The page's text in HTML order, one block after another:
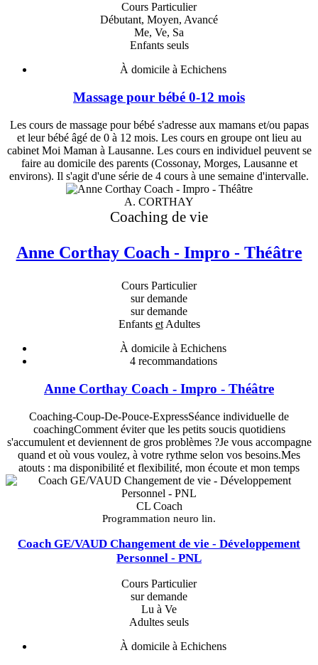
Cours Particulier
Débutant, Moyen, Avancé
Me, Ve, Sa
Enfants seuls
À domicile à Echichens
Massage pour bébé 0-12 mois
Les cours de massage pour bébé s'adresse aux mamans et/ou papas
et leur bébé âgé de 0 à 12 mois. Les cours en groupe ont lieu au
cabinet Moi Maman à Lausanne. Les cours en individuel peuvent se
faire au domicile des parents (Cossonay, Morges, Lausanne et
environs). Il s'agit d'une série de 4 cours à une semaine d'intervalle.
A. CORTHAY
Coaching de vie
Anne Corthay Coach - Impro - Théâtre
Cours Particulier
sur demande
sur demande
Enfants etAdultes
À domicile à Echichens
4recommandations
Anne Corthay Coach - Impro - Théâtre
Coaching-Coup-De-Pouce-ExpressSéance individuelle de
coachingComment éviter que les petits soucis quotidiens
s'accumulent et deviennent de gros problèmes ?Je vous accompagne
quand et où vous voulez, à votre rythme selon vos besoins.Mes
atouts : ma disponibilité et flexibilité, mon écoute et mon temps
CL Coach
Programmation neuro lin.
Coach GE/VAUD Changement de vie - Développement
Personnel - PNL
Cours Particulier
sur demande
Lu à Ve
Adultes seuls
À domicile à Echichens